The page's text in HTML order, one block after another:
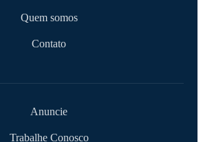
Quem somos
Contato
Anuncie
Trabalhe Conosco